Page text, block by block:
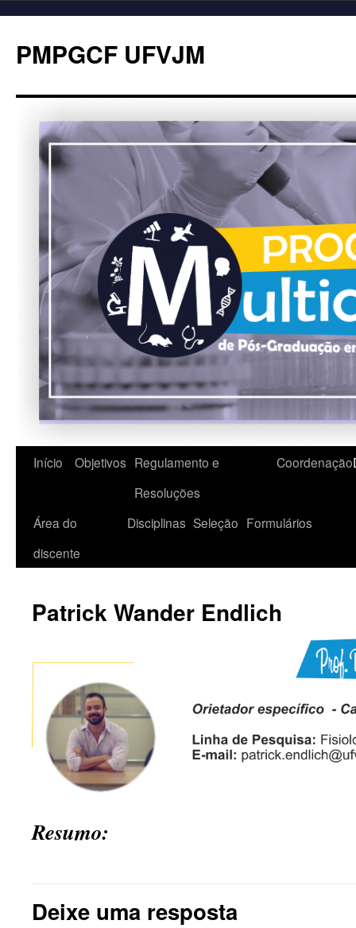
PMPGCF UFVJM
Início Objetivos Regulamento e
Resoluções
Coordenação
Área do
discente
Disciplinas Seleção Formulários
Patrick Wander Endlich
Resumo:
Deixe uma resposta